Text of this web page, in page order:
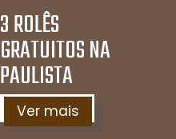
3 ROLÊS
GRATUITOS NA
PAULISTA
Ver mais